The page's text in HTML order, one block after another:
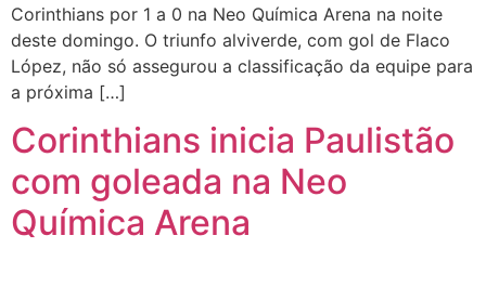
Corinthians por 1 a 0 na Neo Química Arena na noite
deste domingo. O triunfo alviverde, com gol de Flaco
López, não só assegurou a classificação da equipe para
a próxima […]
Corinthians inicia Paulistão
com goleada na Neo
Química Arena